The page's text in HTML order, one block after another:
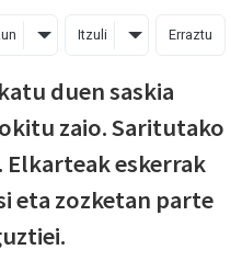
Itzuli Erraztu
duen saskia
zaio. Saritutako
Elkarteak eskerrak
eta zozketan parte